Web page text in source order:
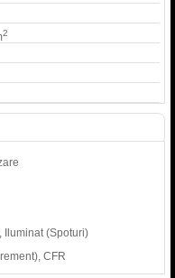
2
Iluminat (Spoturi)
CFR